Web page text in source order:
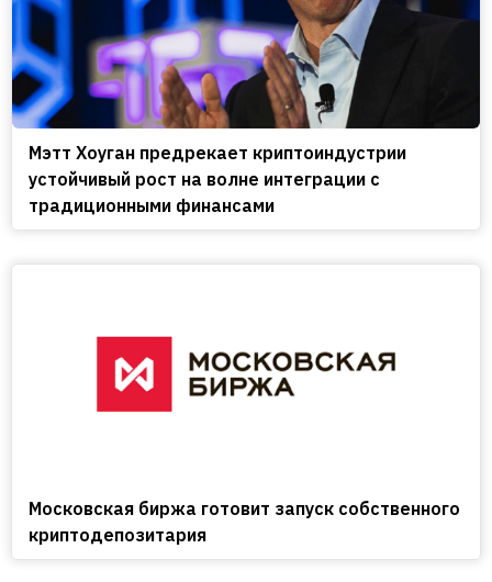
Мэтт Хоуган предрекает криптоиндустрии
устойчивый рост на волне интеграции с
традиционными финансами
Московская биржа готовит запуск собственного
криптодепозитария